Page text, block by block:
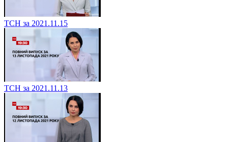
ТСН за 2021.11.15
ТСН за 2021.11.13